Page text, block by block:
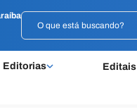
Editorias Editais